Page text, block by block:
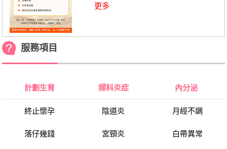
更多
服務項目
計劃生育
終止懷孕
落仔幾錢
婦科炎症
陰道炎
宮頸炎
內分泌
月經不調
白帶異常